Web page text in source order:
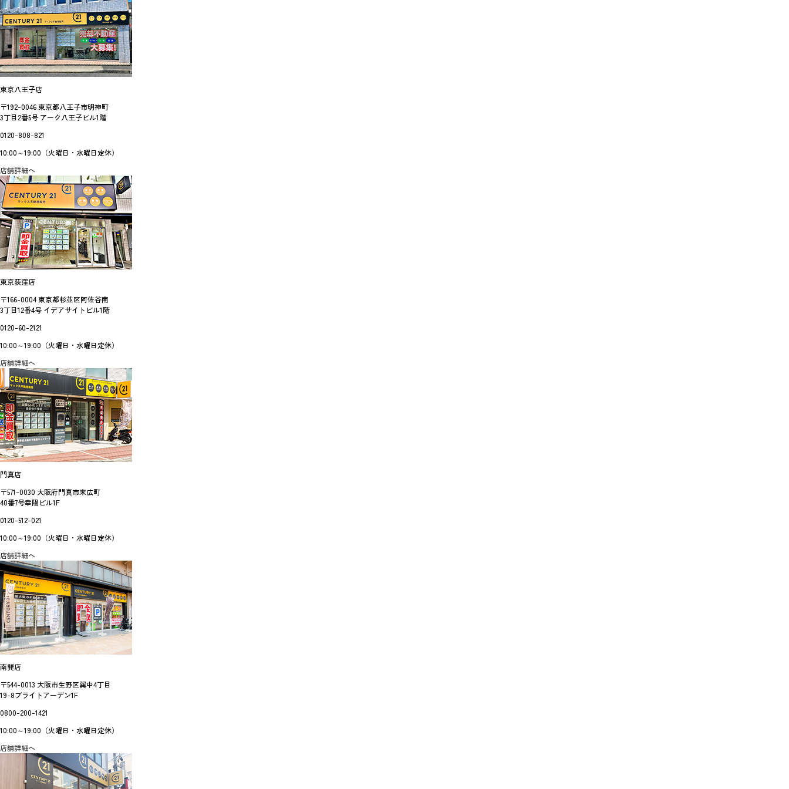
東京八王子店
〒192-0046 東京都八王子市明神町
3丁目2番5号 アーク八王子ビル1階
0120-808-821
10:00～19:00（火曜日・水曜日定休）
店舗詳細へ
東京荻窪店
〒166-0004 東京都杉並区阿佐谷南
3丁目12番4号 イデアサイトビル1階
0120-60-2121
10:00～19:00（火曜日・水曜日定休）
店舗詳細へ
門真店
〒571-0030 大阪府門真市末広町
40番7号幸陽ビル1F
0120-512-021
10:00～19:00（火曜日・水曜日定休）
店舗詳細へ
南巽店
〒544-0013 大阪市生野区巽中4丁目
19-8ブライトアーデン1F
0800-200-1421
10:00～19:00（火曜日・水曜日定休）
店舗詳細へ